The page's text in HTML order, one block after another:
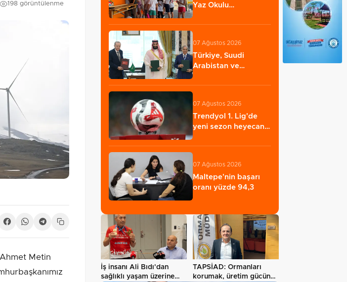
198 görüntülenme
Metin
Yaz Okulu
bilinci…
07 Ağustos 2026
Türkiye, Suudi
Arabistan ve
ortak…
07 Ağustos 2026
Trendyol 1. Lig'de
yeni sezon heyecanı
07 Ağustos 2026
Maltepe'nin başarı
oranı yüzde 94,3
İş insanı Ali Bıdı'dan
sağlıklı yaşam üzerine
TAPSİAD: Ormanları
korumak, üretim gücünü